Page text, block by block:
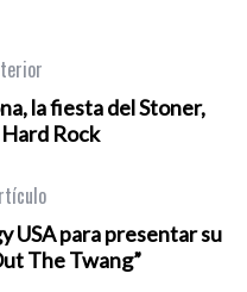
la fiesta del Stoner,
Rock
USA para presentar su
The Twang”